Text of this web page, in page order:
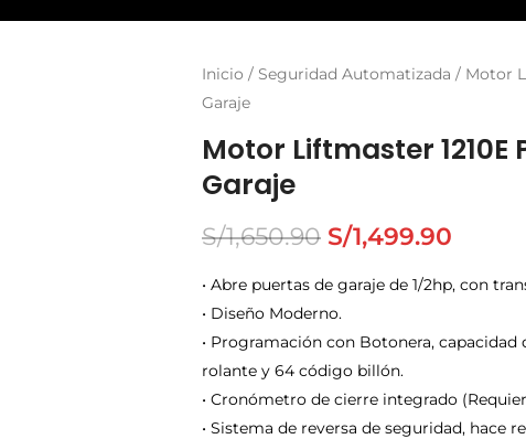
Inicio / Seguridad Automatizada / Motor
Garaje
Motor Liftmaster 1210E
Garaje
S/1,650.90 S/1,499.90
• Abre puertas de garaje de 1/2hp, con
• Diseño Moderno.
• Programación con Botonera,
rolante y 64 código billón.
• Cronómetro de cierre integrado
• Sistema de reversa de seguridad, hace